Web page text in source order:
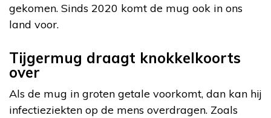
gekomen. Sinds 2020 komt de mug ook in ons
land voor.
Tijgermug draagt knokkelkoorts
over
Als de mug in groten getale voorkomt, dan kan hij
infectieziekten op de mens overdragen. Zoals